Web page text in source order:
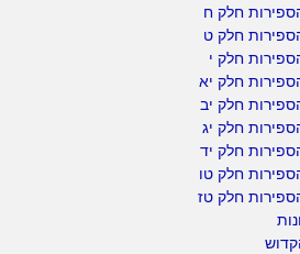
חלק ח
חלק ט
חלק י
חלק יא
חלק יב
חלק יג
חלק יד
חלק טו
חלק טז